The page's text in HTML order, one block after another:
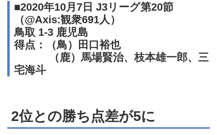
■2020年10月7日 J3リーグ第20節
（@Axis:観衆691人）
鳥取 1-3 鹿児島
得点：（鳥）田口裕也
（鹿）馬場賢治、枝本雄一郎、三
宅海斗
2位との勝ち点差が5に